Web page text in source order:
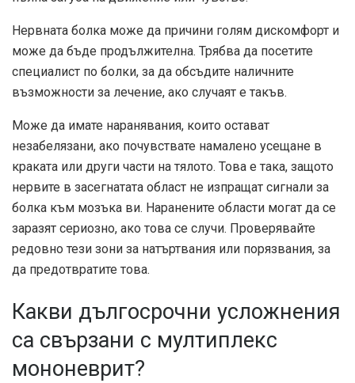
Нервната болка може да причини голям дискомфорт и
може да бъде продължителна. Трябва да посетите
специалист по болки, за да обсъдите наличните
възможности за лечение, ако случаят е такъв.
Може да имате наранявания, които остават
незабелязани, ако почувствате намалено усещане в
краката или други части на тялото. Това е така, защото
нервите в засегнатата област не изпращат сигнали за
болка към мозъка ви. Наранените области могат да се
заразят сериозно, ако това се случи. Проверявайте
редовно тези зони за натъртвания или порязвания, за
да предотвратите това.
Какви дългосрочни усложнения
са свързани с мултиплекс
мононеврит?